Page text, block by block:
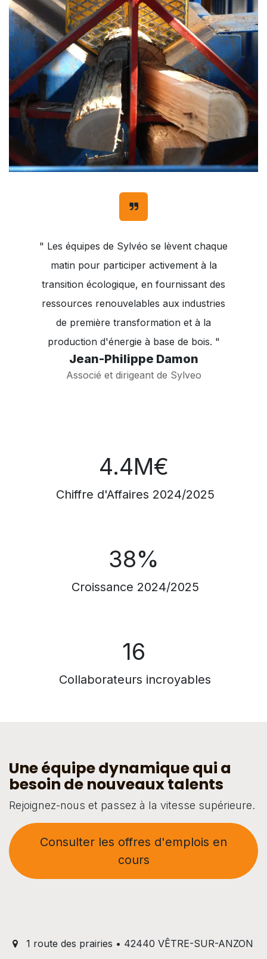
" Les équipes de Sylvéo se lèvent chaque
matin pour participer activement à la
transition écologique, en fournissant des
ressources renouvelables aux industries
de première transformation et à la
production d'énergie à base de bois. "
Jean-Philippe Damon
Associé et dirigeant de Sylveo
4.4M€
Chiffre d'Affaires 2024/2025
38%
Croissance 2024/2025
16
Collaborateurs incroyables
Une équipe dynamique qui a
besoin de nouveaux talents
Rejoignez-nous et passez à la vitesse supérieure.
Consulter les offres d'emplois en
cours
1 route des prairies • 42440 VÊTRE-SUR-ANZON